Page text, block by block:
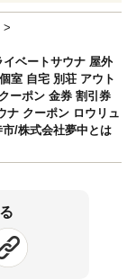
ベートサウナ 屋外
室 自宅 別荘 アウト
ーポン 金券 割引券
ナ クーポン ロウリュ
/株式会社夢中とは